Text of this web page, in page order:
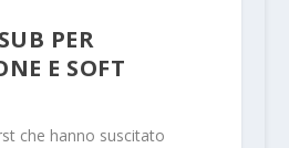
PER
E SOFT
che hanno suscitato